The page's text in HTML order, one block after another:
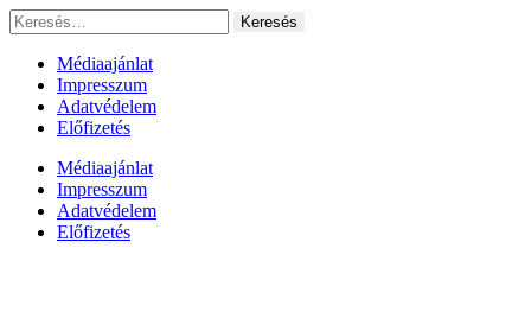
Ugrás
a
tartalomhoz
Keresés:
Médiaajánlat
Impresszum
Adatvédelem
Előfizetés
Médiaajánlat
Impresszum
Adatvédelem
Előfizetés